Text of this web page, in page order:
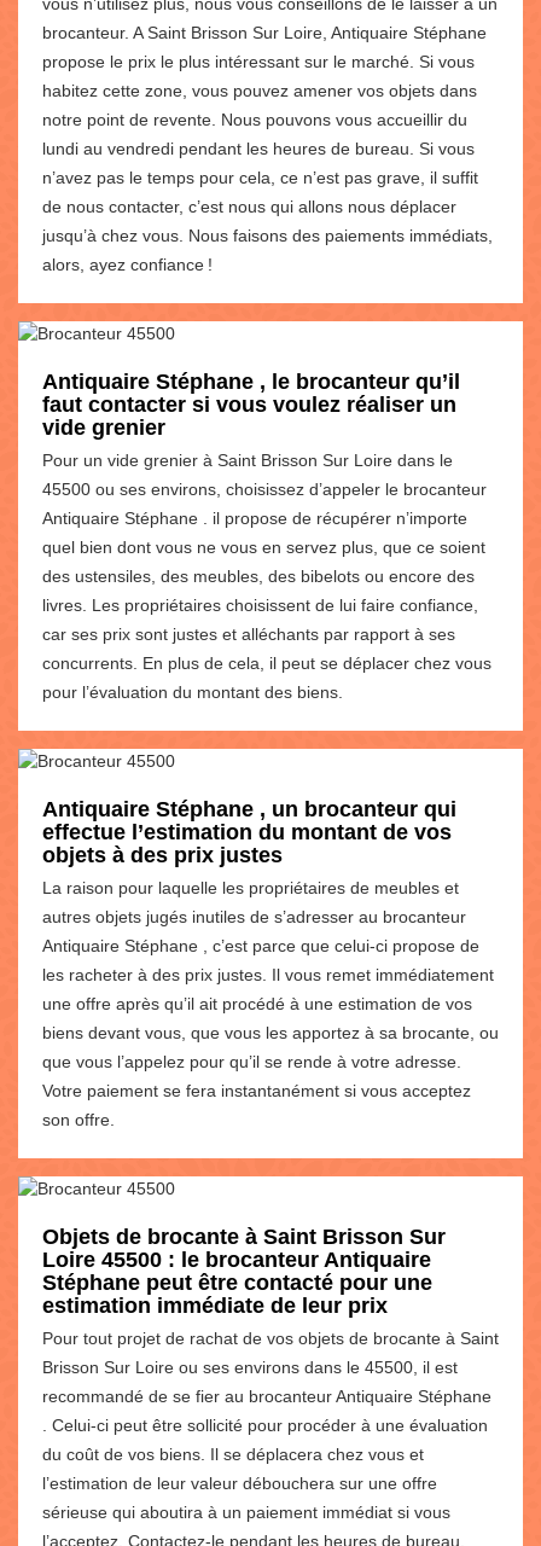
brocanteur. A Saint Brisson Sur Loire, Antiquaire Stéphane
propose le prix le plus intéressant sur le marché. Si vous
habitez cette zone, vous pouvez amener vos objets dans
notre point de revente. Nous pouvons vous accueillir du
lundi au vendredi pendant les heures de bureau. Si vous
n’avez pas le temps pour cela, ce n’est pas grave, il suffit
de nous contacter, c’est nous qui allons nous déplacer
jusqu’à chez vous. Nous faisons des paiements immédiats,
alors, ayez confiance !
Antiquaire Stéphane , le brocanteur qu’il
faut contacter si vous voulez réaliser un
vide grenier
Pour un vide grenier à Saint Brisson Sur Loire dans le
45500 ou ses environs, choisissez d’appeler le brocanteur
Antiquaire Stéphane . il propose de récupérer n’importe
quel bien dont vous ne vous en servez plus, que ce soient
des ustensiles, des meubles, des bibelots ou encore des
livres. Les propriétaires choisissent de lui faire confiance,
car ses prix sont justes et alléchants par rapport à ses
concurrents. En plus de cela, il peut se déplacer chez vous
pour l’évaluation du montant des biens.
Antiquaire Stéphane , un brocanteur qui
effectue l’estimation du montant de vos
objets à des prix justes
La raison pour laquelle les propriétaires de meubles et
autres objets jugés inutiles de s’adresser au brocanteur
Antiquaire Stéphane , c’est parce que celui-ci propose de
les racheter à des prix justes. Il vous remet immédiatement
une offre après qu’il ait procédé à une estimation de vos
biens devant vous, que vous les apportez à sa brocante, ou
que vous l’appelez pour qu’il se rende à votre adresse.
Votre paiement se fera instantanément si vous acceptez
son offre.
Objets de brocante à Saint Brisson Sur
Loire 45500 : le brocanteur Antiquaire
Stéphane peut être contacté pour une
estimation immédiate de leur prix
Pour tout projet de rachat de vos objets de brocante à Saint
Brisson Sur Loire ou ses environs dans le 45500, il est
recommandé de se fier au brocanteur Antiquaire Stéphane
. Celui-ci peut être sollicité pour procéder à une évaluation
du coût de vos biens. Il se déplacera chez vous et
l’estimation de leur valeur débouchera sur une offre
sérieuse qui aboutira à un paiement immédiat si vous
l’acceptez. Contactez-le pendant les heures de bureau.